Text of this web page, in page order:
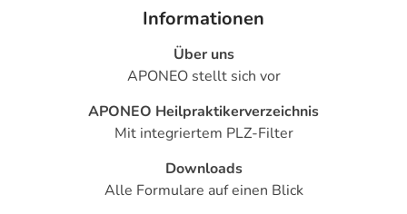
Informationen
Über uns
APONEO stellt sich vor
APONEO Heilpraktikerverzeichnis
Mit integriertem PLZ-Filter
Downloads
Alle Formulare auf einen Blick